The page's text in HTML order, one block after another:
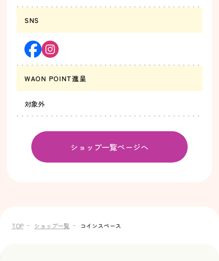
SNS
WAON POINT進呈
対象外
ショップ一覧ページへ
TOP ショップ一覧 コインスペース